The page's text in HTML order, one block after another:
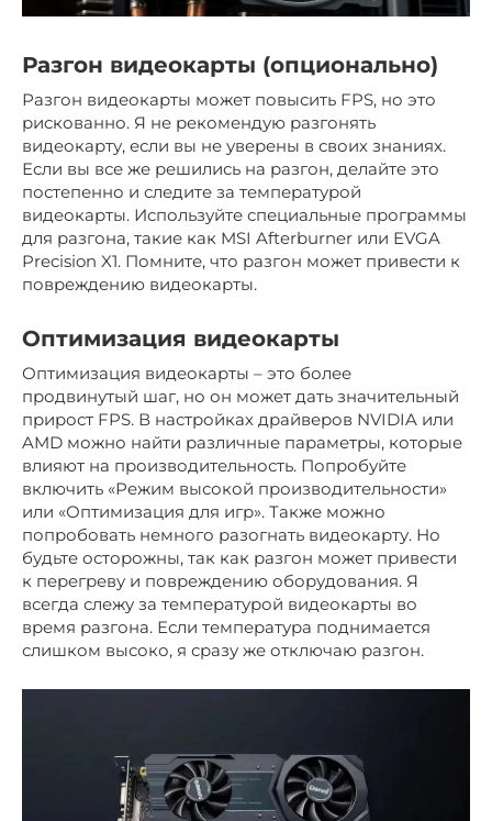
Разгон видеокарты (опционально)
Разгон видеокарты может повысить FPS, но это
рискованно. Я не рекомендую разгонять
видеокарту, если вы не уверены в своих знаниях.
Если вы все же решились на разгон, делайте это
постепенно и следите за температурой
видеокарты. Используйте специальные программы
для разгона, такие как MSI Afterburner или EVGA
Precision X1. Помните, что разгон может привести к
повреждению видеокарты.
Оптимизация видеокарты
Оптимизация видеокарты – это более
продвинутый шаг, но он может дать значительный
прирост FPS. В настройках драйверов NVIDIA или
AMD можно найти различные параметры, которые
влияют на производительность. Попробуйте
включить «Режим высокой производительности»
или «Оптимизация для игр». Также можно
попробовать немного разогнать видеокарту. Но
будьте осторожны, так как разгон может привести
к перегреву и повреждению оборудования. Я
всегда слежу за температурой видеокарты во
время разгона. Если температура поднимается
слишком высоко, я сразу же отключаю разгон.